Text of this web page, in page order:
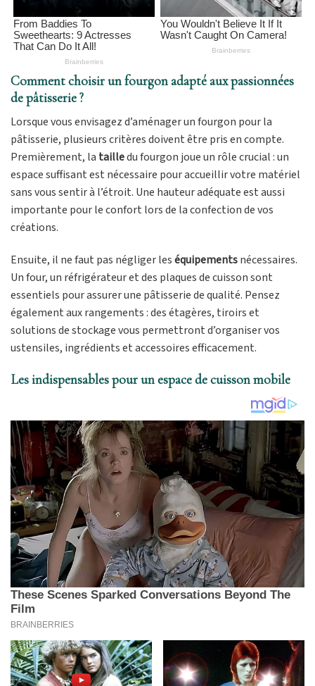
Comment choisir un fourgon adapté aux passionnées
de pâtisserie ?
Lorsque vous envisagez d’aménager un fourgon pour la
pâtisserie, plusieurs critères doivent être pris en compte.
Premièrement, la tailledu fourgon joue un rôle crucial : un
espace suffisant est nécessaire pour accueillir votre matériel
sans vous sentir à l’étroit. Une hauteur adéquate est aussi
importante pour le confort lors de la confection de vos
créations.
Ensuite, il ne faut pas négliger leséquipementsnécessaires.
Un four, un réfrigérateur et des plaques de cuisson sont
essentiels pour assurer une pâtisserie de qualité. Pensez
également aux rangements : des étagères, tiroirs et
solutions de stockage vous permettront d’organiser vos
ustensiles, ingrédients et accessoires efficacement.
Les indispensables pour un espace de cuisson mobile